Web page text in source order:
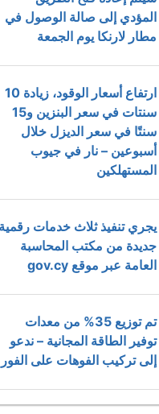
المؤدي إلى صالة الوصول في
مطار لارنكا يوم الجمعة
ارتفاع أسعار الوقود، زيادة 10
سنتات في سعر البنزين و15
سنتًا في سعر الديزل خلال
أسبوعين – نار في جيوب
المستهلكين
يجري تنفيذ ثلاث خدمات رقمية
جديدة من مكتب المحاسبة
العامة عبر موقع gov.cy
تم توزيع 35% من معدات
توفير الطاقة المجانية – ندعو
إلى تركيب الفوهات على الفور